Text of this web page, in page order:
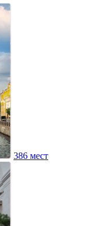
386 мест